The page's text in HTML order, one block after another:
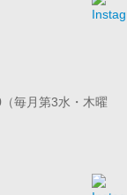
毎月第3水・木曜